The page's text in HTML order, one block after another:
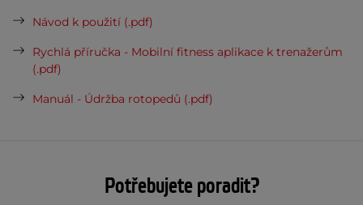
Návod k použití (.pdf)
Rychlá příručka - Mobilní fitness aplikace k trenažerům
(.pdf)
Manuál - Údržba rotopedů (.pdf)
Potřebujete poradit?